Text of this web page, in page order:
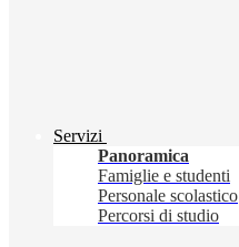
Servizi
Panoramica
Famiglie e studenti
Personale scolastico
Percorsi di studio